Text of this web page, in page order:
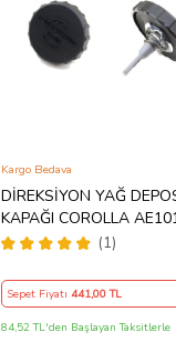
DİREKSİYON YAĞ
KAPAĞI COROLLA AE101
1992-1997
(1)
Kargo Bedava
Sepet Fiyatı 441,00 TL
84,52 TL'den Başlayan Taksitlerle